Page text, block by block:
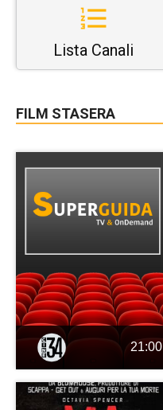
Lista Canali
FILM STASERA
21:00